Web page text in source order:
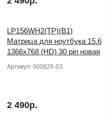
LP156WH2(TP)(B1)
Матрица для ноутбука 15.6
1366x768 (HD) 30 pin новая
Артикул: 000826-03
2 490р.